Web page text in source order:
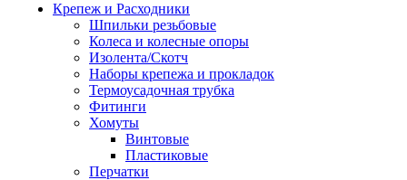
Крепеж и Расходники
Шпильки резьбовые
Колеса и колесные опоры
Изолента/Скотч
Наборы крепежа и прокладок
Термоусадочная трубка
Фитинги
Хомуты
Винтовые
Пластиковые
Перчатки